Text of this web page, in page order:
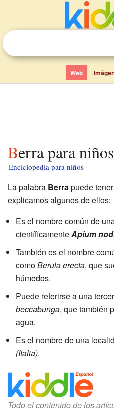
Web
Berra para niños
Enciclopedia para niños
La palabra Berrapuede
explicamos algunos de ellos:
Es el nombre común de
científicamenteApium
También es el nombre
comoBerula erecta, que
húmedos.
Puede referirse a una
beccabunga, que también
agua.
Es el nombre de una
(Italia).
Todo el contenido de los